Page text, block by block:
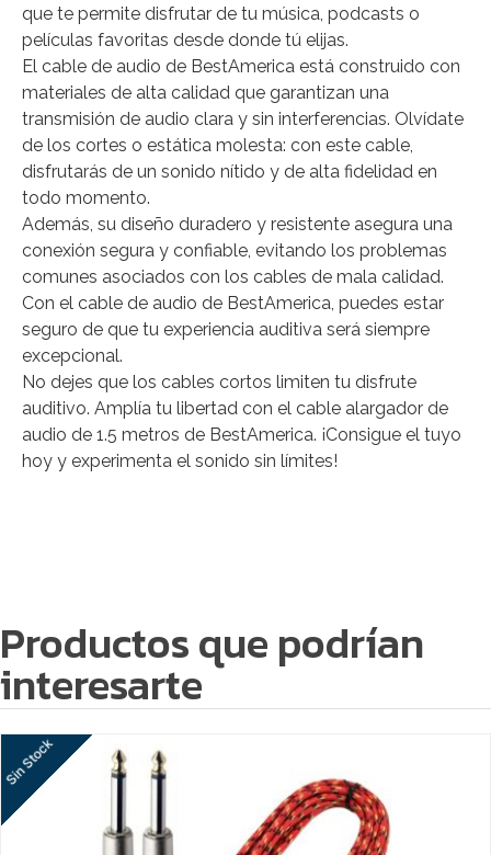
que te permite disfrutar de tu música, podcasts o
películas favoritas desde donde tú elijas.
El cable de audio de BestAmerica está construido con
materiales de alta calidad que garantizan una
transmisión de audio clara y sin interferencias. Olvídate
de los cortes o estática molesta: con este cable,
disfrutarás de un sonido nítido y de alta fidelidad en
todo momento.
Además, su diseño duradero y resistente asegura una
conexión segura y confiable, evitando los problemas
comunes asociados con los cables de mala calidad.
Con el cable de audio de BestAmerica, puedes estar
seguro de que tu experiencia auditiva será siempre
excepcional.
No dejes que los cables cortos limiten tu disfrute
auditivo. Amplía tu libertad con el cable alargador de
audio de 1.5 metros de BestAmerica. ¡Consigue el tuyo
hoy y experimenta el sonido sin límites!
Productos que podrían
interesarte
Sin Stock